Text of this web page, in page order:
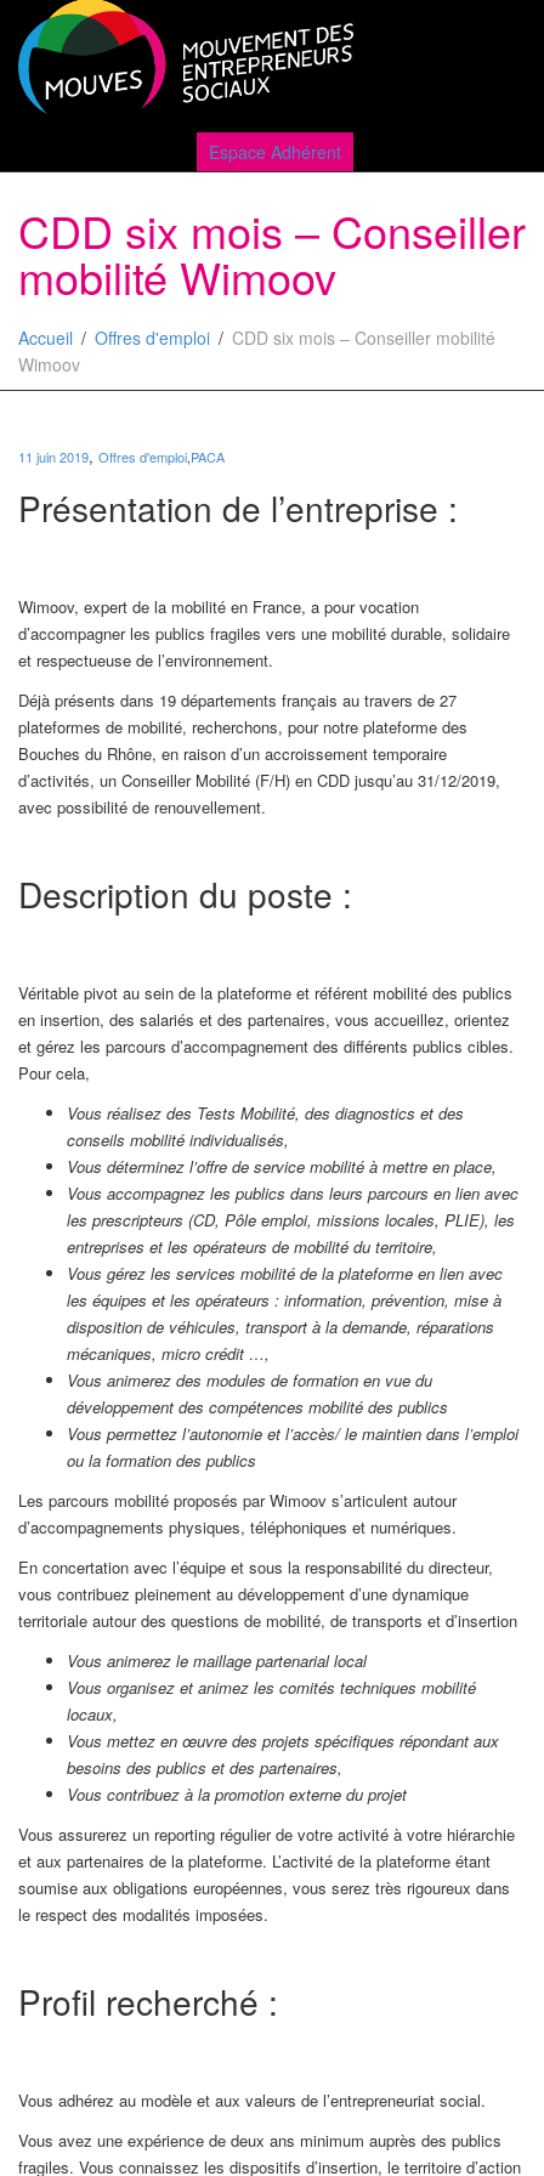
Espace Adhérent
CDD six mois – Conseiller
mobilité Wimoov
Accueil Offres d'emploi
CDD six mois – Conseiller mobilité
Wimoov
11 juin 2019, Offres d'emploi,PACA
Présentation de l’entreprise :
Wimoov, expert de la mobilité en France, a pour vocation
d’accompagner les publics fragiles vers une mobilité durable, solidaire
et respectueuse de l’environnement.
Déjà présents dans 19 départements français au travers de 27
plateformes de mobilité, recherchons, pour notre plateforme des
Bouches du Rhône, en raison d’un accroissement temporaire
d’activités, un Conseiller Mobilité (F/H) en CDD jusqu’au 31/12/2019,
avec possibilité de renouvellement.
Description du poste :
Véritable pivot au sein de la plateforme et référent mobilité des publics
en insertion, des salariés et des partenaires, vous accueillez, orientez
et gérez les parcours d’accompagnement des différents publics cibles.
Pour cela,
Vous réalisez des Tests Mobilité, des diagnostics et des
conseils mobilité individualisés,
Vous déterminez l’offre de service mobilité à mettre en place,
Vous accompagnez les publics dans leurs parcours en lien avec
les prescripteurs (CD, Pôle emploi, missions locales, PLIE), les
entreprises et les opérateurs de mobilité du territoire,
Vous gérez les services mobilité de la plateforme en lien avec
les équipes et les opérateurs : information, prévention, mise à
disposition de véhicules, transport à la demande, réparations
mécaniques, micro crédit …,
Vous animerez des modules de formation en vue du
développement des compétences mobilité des publics
Vous permettez l’autonomie et l’accès/ le maintien dans l’emploi
ou la formation des publics
Les parcours mobilité proposés par Wimoov s’articulent autour
d’accompagnements physiques, téléphoniques et numériques.
En concertation avec l’équipe et sous la responsabilité du directeur,
vous contribuez pleinement au développement d’une dynamique
territoriale autour des questions de mobilité, de transports et d’insertion
Vous animerez le maillage partenarial local
Vous organisez et animez les comités techniques mobilité
locaux,
Vous mettez en œuvre des projets spécifiques répondant aux
besoins des publics et des partenaires,
Vous contribuez à la promotion externe du projet
Vous assurerez un reporting régulier de votre activité à votre hiérarchie
et aux partenaires de la plateforme. L’activité de la plateforme étant
soumise aux obligations européennes, vous serez très rigoureux dans
le respect des modalités imposées.
Profil recherché :
Vous adhérez au modèle et aux valeurs de l’entrepreneuriat social.
Vous avez une expérience de deux ans minimum auprès des publics
fragiles. Vous connaissez les dispositifs d’insertion, le territoire d’action